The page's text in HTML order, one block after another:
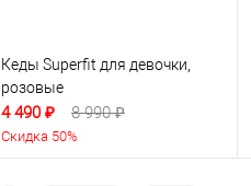
Кеды Superfit для девочки,
розовые
4 490 ₽ 8 990 ₽
Скидка 50%